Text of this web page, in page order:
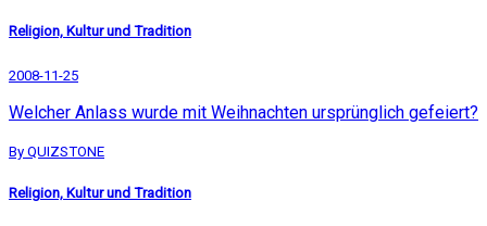
Religion, Kultur und Tradition
2008-11-25
Welcher Anlass wurde mit Weihnachten ursprünglich gefeiert?
By QUIZSTONE
Religion, Kultur und Tradition